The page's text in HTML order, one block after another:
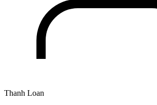
Thanh Loan